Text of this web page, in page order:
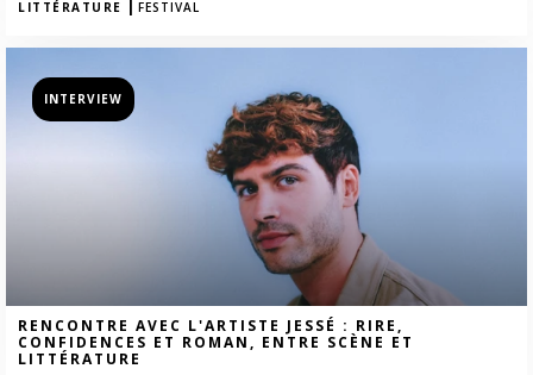
LITTÉRATURE FESTIVAL
RENCONTRE AVEC L'ARTISTE JESSÉ : RIRE,
CONFIDENCES ET ROMAN, ENTRE SCÈNE ET
LITTÉRATURE
INTERVIEW